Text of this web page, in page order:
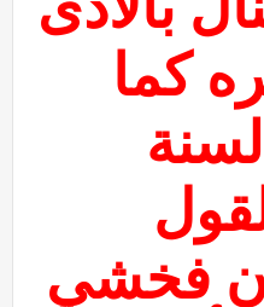
كما
فخشي